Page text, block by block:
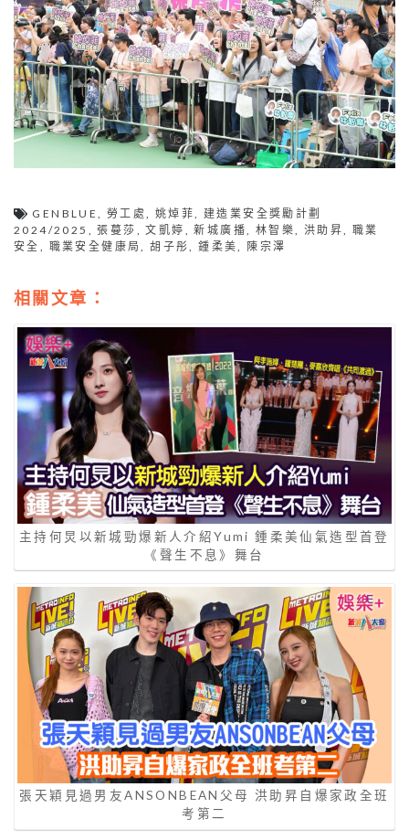
GENBLUE,勞工處,姚焯菲,建造業安全獎勵計劃
2024/2025 ,張蔓莎 ,文凱婷 ,新城廣播, 林智樂, 洪助昇, 職業
安全 , 職業安全健康局,胡子彤,鍾柔美, 陳宗澤
相關文章：
主持何炅以新城勁爆新人介紹Yumi 鍾柔美仙氣造型首登
《聲生不息》舞台
張天穎見過男友ANSONBEAN父母 洪助昇自爆家政全班
考第二